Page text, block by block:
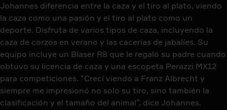
Johannes diferencia entre la caza y el tiro al plato, viendo
la caza como una pasión y el tiro al plato como un
deporte. Disfruta de varios tipos de caza, incluyendo la
caza de corzos en verano y las cacerías de jabalíes. Su
equipo incluye un Blaser R8 que le regaló su padre cuando
obtuvo su licencia de caza y una escopeta Perazzi MX12
para competiciones. “Crecí viendo a Franz Albrecht y
siempre me impresionó no solo su tiro, sino también la
clasificación y el tamaño del animal”, dice Johannes.